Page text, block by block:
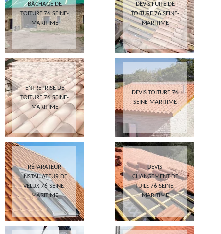
BÂCHAGE DE
TOITURE 76 SEINE-
MARITIME
DEVIS FUITE DE
TOITURE 76 SEINE-
MARITIME
ENTREPRISE DE
TOITURE 76 SEINE-
MARITIME
DEVIS TOITURE 76
SEINE-MARITIME
RÉPARATEUR
INSTALLATEUR DE
VELUX 76 SEINE-
MARITIME
DEVIS
CHANGEMENT DE
TUILE 76 SEINE-
MARITIME